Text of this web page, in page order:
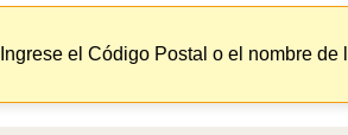
Ingrese el Código Postal o el nombre